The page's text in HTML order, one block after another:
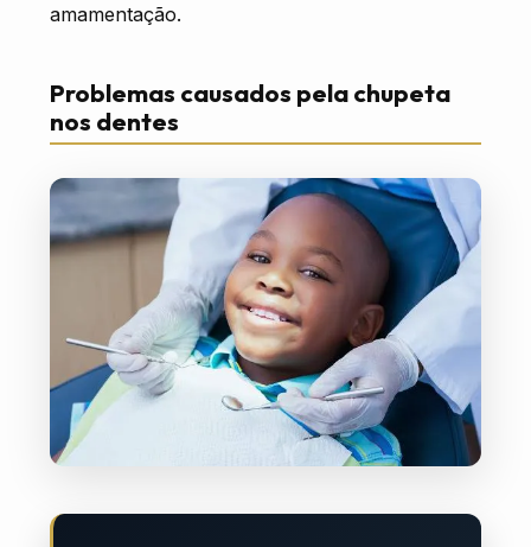
amamentação.
Problemas causados pela chupeta
nos dentes